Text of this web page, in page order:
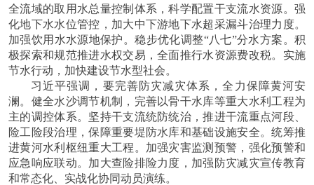
全流域的取用水总量控制体系，科学配置干支流水资源。强
化地下水水位管控，加大中下游地下水超采漏斗治理力度。
加强饮用水水源地保护。稳步优化调整“八七”分水方案。积
极探索和规范推进水权交易，全面推行水资源费改税。实施
节水行动，加快建设节水型社会。
习近平强调，要完善防灾减灾体系，全力保障黄河安
澜。健全水沙调节机制，完善以骨干水库等重大水利工程为
主的调控体系。坚持干支流统防统治，推进干流重点河段、
险工险段治理，保障重要堤防水库和基础设施安全。统筹推
进黄河水利枢纽重大工程。加强灾害监测预警，强化预警和
应急响应联动。加大查险排险力度，加强防灾减灾宣传教育
和常态化、实战化协同动员演练。